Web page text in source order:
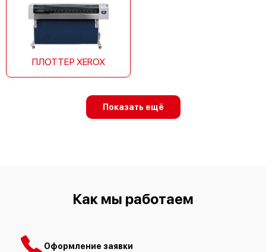
ПЛОТТЕР XEROX
Показать ещё
Как мы работаем
Оформление заявки